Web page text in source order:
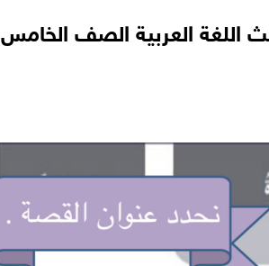
اللغة العربية الصف الخامس